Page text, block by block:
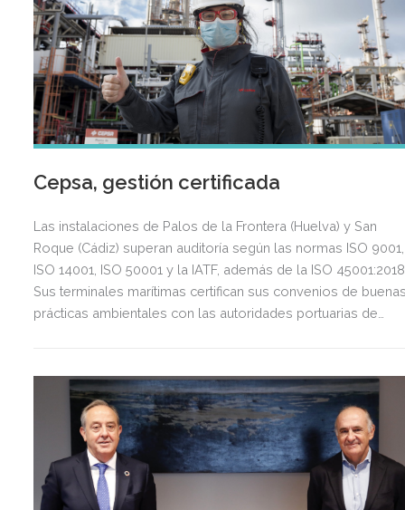
Cepsa, gestión certificada
Las instalaciones de Palos de la Frontera (Huelva) y San
Roque (Cádiz) superan auditoría según las normas ISO 9001,
ISO 14001, ISO 50001 y la IATF, además de la ISO
Sus terminales marítimas certifican sus convenios de
prácticas ambientales con las autoridades portuarias de